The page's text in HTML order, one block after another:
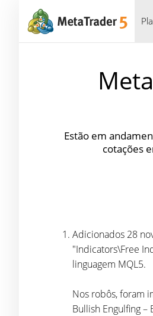
Estão em
cotações
Adicionados 28
"Indicators\Free
linguagem MQL5.
Nos robôs, foram
Bullish Engulfing